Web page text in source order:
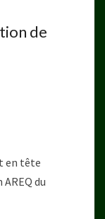
de
en tête
du